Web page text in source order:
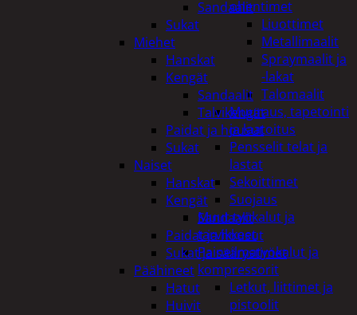
ohentimet
Liuottimet
Metallimaalit
Spraymaalit ja
-lakat
Talomaalit
Muuraus, tapetointi
ja laatoitus
Pensselit telat ja
lastat
Sekoittimet
Suojaus
Muut työkalut ja
tarvikkeet
Paineilmatyökalut ja
kompressorit
Letkut, liittimet ja
pistoolit
Sandaalit
Sukat
Miehet
Hanskat
Kengät
Sandaalit
Talvikengät
Paidat ja housut
Sukat
Naiset
Hanskat
Kengät
Sandaalit
Paidat ja housut
Sukat ja säärystimet
Päähineet
Hatut
Huivit